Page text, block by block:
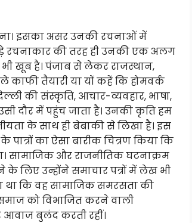
इसका असर उनकी रचनाओं में
रचनाकार की तरह ही उनकी एक अलग
खूब है। पंजाब से लेकर राजस्थान,
तैयारी या यों कहें कि होमवर्क
की संस्कृति, आचार-व्यवहार, भाषा,
दौर में पहुंच जाता है। उनकी कृति हम
के साथ ही बेबाकी से लिखा है। इस
का ऐसा बारीक चित्रण किया कि
सामाजिक और राजनीतिक घटनाक्रम
लिए उन्होंने समाचार पत्रों में लेख भी
था कि वह सामाजिक समरसता की
को विभाजित करने वाली
आवाज बुलंद करती रहीं।